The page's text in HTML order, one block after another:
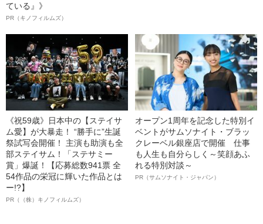
ている』》
PR（キノフィルムズ）
《祝59歳》日本中の【ステイサ
ム愛】が大暴走！ “勝手に”生誕
祭試写会開催！ 主演も助演も全
部ステイサム！「ステサミー
賞」爆誕！【応募総数941票 全
54作品の栄冠に輝いた作品とは
ー!?】
PR（（株）キノフィルムズ）
オープン1周年を記念した特別イ
ベントがサムソナイト・ブラッ
クレーベル銀座店で開催 仕事
も人生も自分らしく～笑顔あふ
れる特別対談～
PR（サムソナイト・ジャパン）